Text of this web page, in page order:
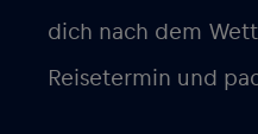
dich nach dem
Reisetermin und